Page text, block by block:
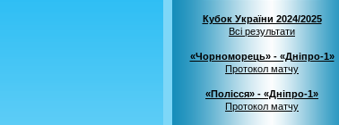
Кубок України 2024/2025
Всі результати
«Чорноморець» - «Дніпро-1»
Протокол матчу
«Полісся» - «Дніпро-1»
Протокол матчу